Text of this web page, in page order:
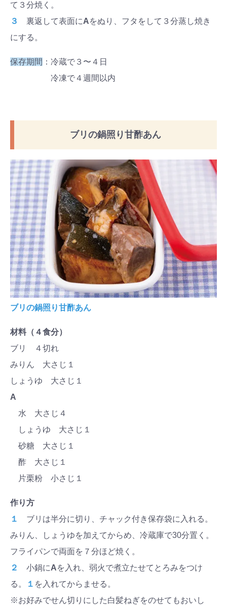
て３分焼く。
３
裏返して表面にAをぬり、フタをして３分蒸し焼き
にする。
保存期間 ：冷蔵で３〜４日
冷凍で４週間以内
ブリの鍋照り甘酢あん
ブリの鍋照り甘酢あん
材料（４食分）
ブリ ４切れ
みりん 大さじ１
しょうゆ 大さじ１
A
水 大さじ４
しょうゆ 大さじ１
砂糖 大さじ１
酢 大さじ１
片栗粉 小さじ１
作り方
１
ブリは半分に切り、チャック付き保存袋に入れる。
みりん、しょうゆを加えてからめ、冷蔵庫で30分置く。
フライパンで両面を７分ほど焼く。
２
小鍋にAを入れ、弱火で煮立たせてとろみをつけ
る。
１ を入れてからませる。
※お好みでせん切りにした白髪ねぎをのせてもおいし